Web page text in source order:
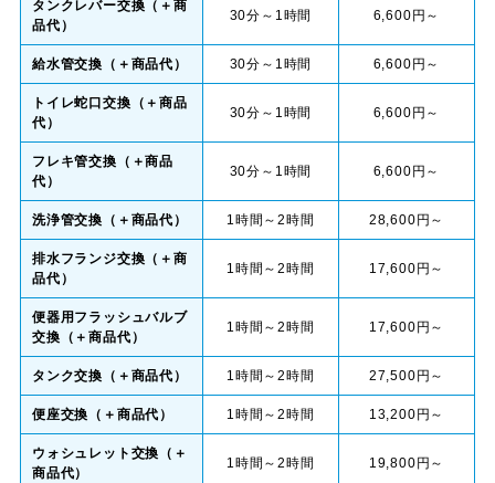
タンクレバー交換（＋商
品代）
30分～1時間 6,600円～
給水管交換（＋商品代） 30分～1時間 6,600円～
トイレ蛇口交換（＋商品
代）
30分～1時間 6,600円～
フレキ管交換（＋商品
代）
30分～1時間 6,600円～
洗浄管交換（＋商品代） 1時間～2時間 28,600円～
排水フランジ交換（＋商
品代）
1時間～2時間 17,600円～
便器用フラッシュバルブ
交換（＋商品代）
1時間～2時間 17,600円～
タンク交換（＋商品代） 1時間～2時間 27,500円～
便座交換（＋商品代） 1時間～2時間 13,200円～
ウォシュレット交換（＋
商品代）
1時間～2時間 19,800円～